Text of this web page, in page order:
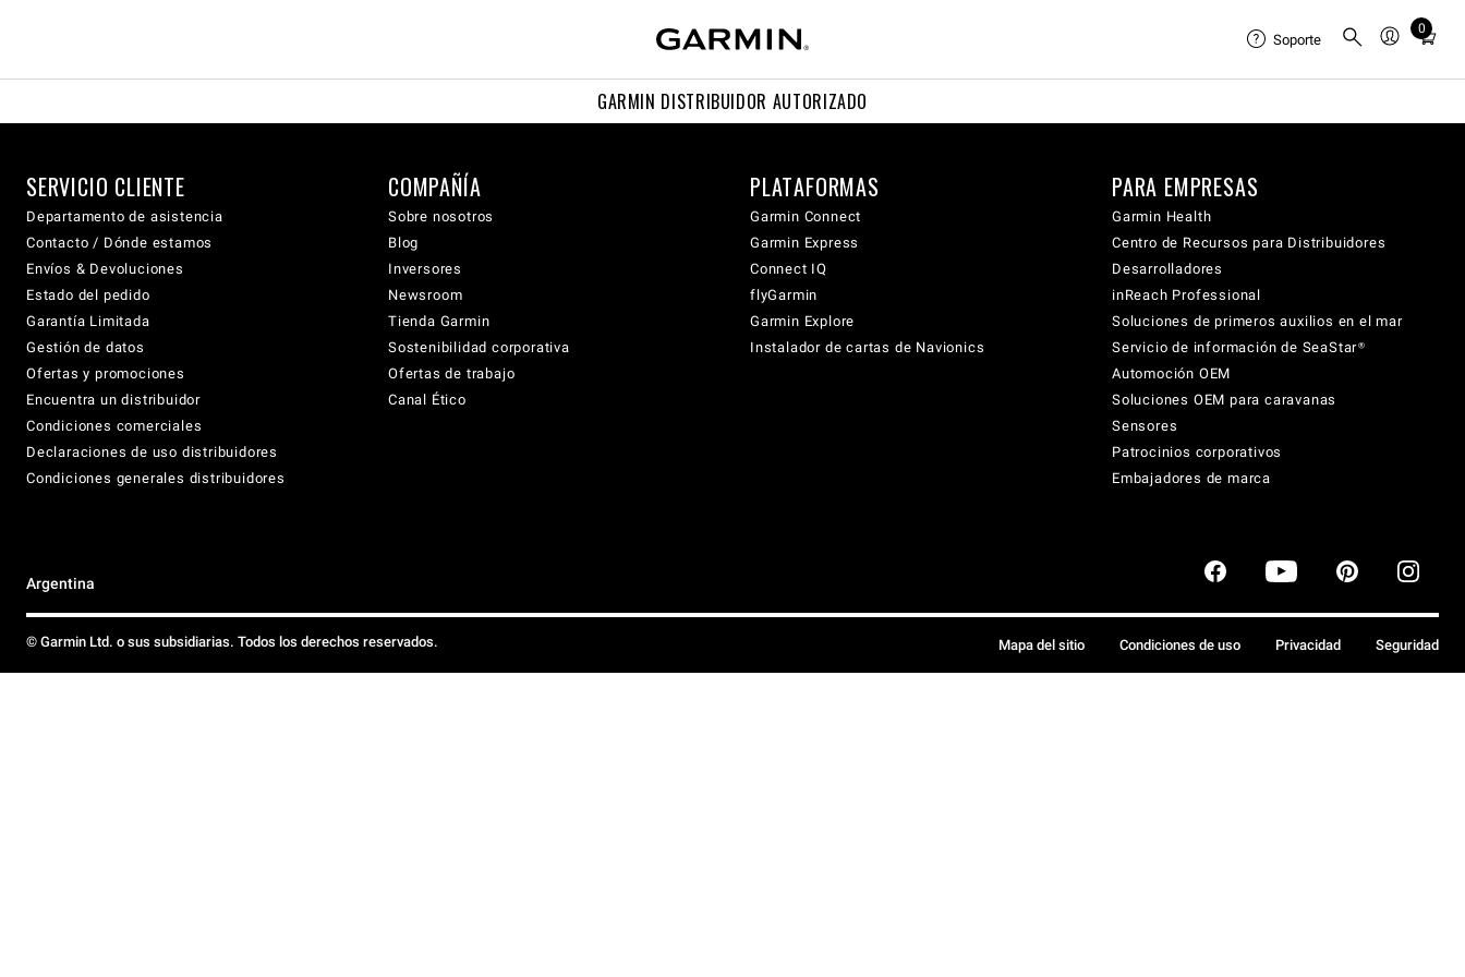
GARMIN DISTRIBUIDOR AUTORIZADO
Soporte
0
Total
cart:
SERVICIO CLIENTE
Departamento de asistencia
Contacto / Dónde estamos
Envíos & Devoluciones
Estado del pedido
Garantía Limitada
Gestión de datos
Ofertas y promociones
Encuentra un distribuidor
Condiciones comerciales
Declaraciones de uso distribuidores
Condiciones generales distribuidores
COMPAÑÍA
Sobre nosotros
Blog
Inversores
Newsroom
Tienda Garmin
Sostenibilidad corporativa
Ofertas de trabajo
Canal Ético
PLATAFORMAS
Garmin Connect
Garmin Express
Connect IQ
flyGarmin
Garmin Explore
Instalador de cartas de Navionics
PARA EMPRESAS
Garmin Health
Centro de Recursos para Distribuidores
Desarrolladores
inReach Professional
Soluciones de primeros auxilios en el mar
Servicio de información de SeaStar®
Automoción OEM
Soluciones OEM para caravanas
Sensores
Patrocinios corporativos
Embajadores de marca
Argentina
© Garmin Ltd. o sus subsidiarias. Todos los derechos reservados. Mapa del sitio Condiciones de uso Privacidad Seguridad